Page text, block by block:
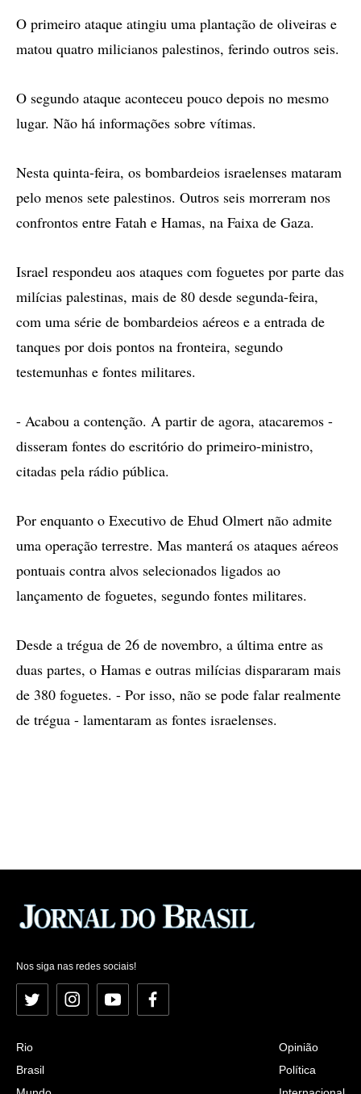
O primeiro ataque atingiu uma plantação de oliveiras e
matou quatro milicianos palestinos, ferindo outros seis.
O segundo ataque aconteceu pouco depois no mesmo
lugar. Não há informações sobre vítimas.
Nesta quinta-feira, os bombardeios israelenses mataram
pelo menos sete palestinos. Outros seis morreram nos
confrontos entre Fatah e Hamas, na Faixa de Gaza.
Israel respondeu aos ataques com foguetes por parte das
milícias palestinas, mais de 80 desde segunda-feira,
com uma série de bombardeios aéreos e a entrada de
tanques por dois pontos na fronteira, segundo
testemunhas e fontes militares.
- Acabou a contenção. A partir de agora, atacaremos -
disseram fontes do escritório do primeiro-ministro,
citadas pela rádio pública.
Por enquanto o Executivo de Ehud Olmert não admite
uma operação terrestre. Mas manterá os ataques aéreos
pontuais contra alvos selecionados ligados ao
lançamento de foguetes, segundo fontes militares.
Desde a trégua de 26 de novembro, a última entre as
duas partes, o Hamas e outras milícias dispararam mais
de 380 foguetes. - Por isso, não se pode falar realmente
de trégua - lamentaram as fontes israelenses.
Nos siga nas redes sociais!
Twitter InstagramYouTubeFacebook
Rio
Brasil
Opinião
Política